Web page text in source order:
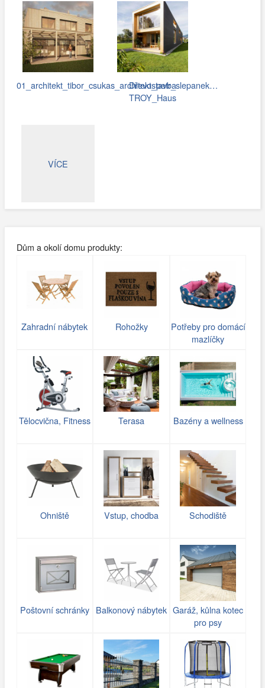
01_architekt_tibor_csukas_architekt_petr_slepanek…
Dřevostavba
TROY_Haus
VÍCE
Dům a okolí domu produkty:
Zahradní nábytek Rohožky
Potřeby pro domácí
mazlíčky
Tělocvična, Fitness Terasa Bazény a wellness
Ohniště Vstup, chodba Schodiště
Poštovní schránky Balkonový nábytek Garáž, kůlna kotec
pro psy